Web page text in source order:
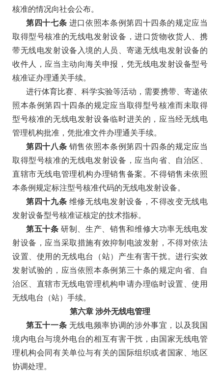
核准的情况向社会公布。
第四十七条 进口依照本条例第四十四条的规定应当
取得型号核准的无线电发射设备，进口货物收货人、携
带无线电发射设备入境的人员、寄递无线电发射设备的
收件人，应当主动向海关申报，凭无线电发射设备型号
核准证办理通关手续。
进行体育比赛、科学实验等活动，需要携带、寄递依
照本条例第四十四条的规定应当取得型号核准而未取得
型号核准的无线电发射设备临时进关的，应当经无线电
管理机构批准，凭批准文件办理通关手续。
第四十八条 销售依照本条例第四十四条的规定应当
取得型号核准的无线电发射设备，应当向省、自治区、
直辖市无线电管理机构办理销售备案。不得销售未依照
本条例规定标注型号核准代码的无线电发射设备。
第四十九条 维修无线电发射设备，不得改变无线电
发射设备型号核准证核定的技术指标。
第五十条研制、生产、销售和维修大功率无线电发
射设备，应当采取措施有效抑制电波发射，不得对依法
设置、使用的无线电台（站）产生有害干扰。进行实效
发射试验的，应当依照本条例第三十条的规定向省、自
治区、直辖市无线电管理机构申请办理临时设置、使用
无线电台（站）手续。
第六章 涉外无线电管理
第五十一条 无线电频率协调的涉外事宜，以及我国
境内电台与境外电台的相互有害干扰，由国家无线电管
理机构会同有关单位与有关的国际组织或者国家、地区
协调处理。